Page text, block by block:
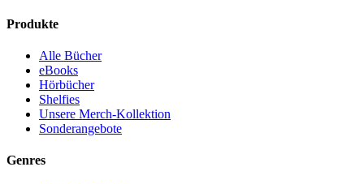
Produkte
Alle Bücher
eBooks
Hörbücher
Shelfies
Unsere Merch-Kollektion
Sonderangebote
Genres